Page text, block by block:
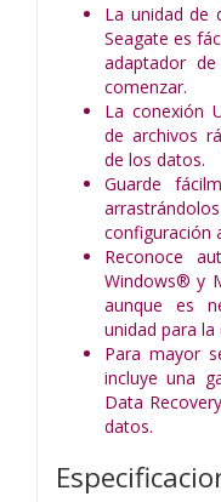
La unidad de
Seagate es
adaptador
comenzar.
La conexión
de archivos
de los datos.
Guarde
configuración
Reconoce
Windows® y
aunque es
unidad para
Para mayor
incluye una
Data
datos.